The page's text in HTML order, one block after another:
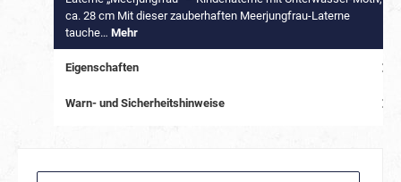
ca. 28 cm Mit dieser zauberhaften Meerjungfrau-Laterne
tauche… Mehr
Eigenschaften
Warn- und Sicherheitshinweise